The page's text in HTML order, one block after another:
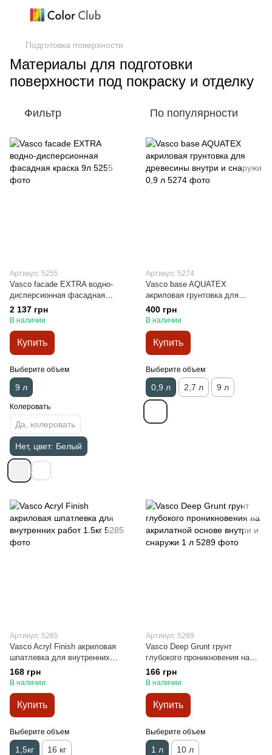
Подготовка поверхности
Материалы для подготовки
поверхности под покраску и отделку
Фильтр По популярности
Артикул: 5255
Vasco facade EXTRA водно-
дисперсионная фасадная
краска 9л
2 137 грн
В наличии
Купить
Выберите объем
9 л
Колеровать
Да, колеровать
Нет, цвет: Белый
Артикул: 5274
Vasco base AQUATEX
акриловая грунтовка для
древесины внутри и снаружи
0,9 л
400 грн
В наличии
Купить
Выберите объем
0,9 л 2,7 л 9 л
Артикул: 5285
Vasco Acryl Finish акриловая
шпатлевка для внутренних
работ 1.5кг
168 грн
В наличии
Купить
Выберите объем
1,5кг 16 кг
Артикул: 5289
Vasco Deep Grunt грунт
глубокого проникновения на
акрилатной основе внутри и
снаружи 1 л
166 грн
В наличии
Купить
Выберите объем
1 л 10 л